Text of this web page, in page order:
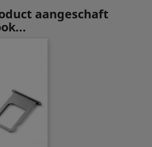
aangeschaft